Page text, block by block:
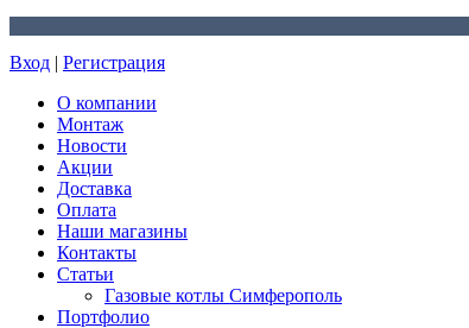
Вход | Регистрация
О компании
Монтаж
Новости
Акции
Доставка
Оплата
Наши магазины
Контакты
Статьи
Газовые котлы Симферополь
Портфолио